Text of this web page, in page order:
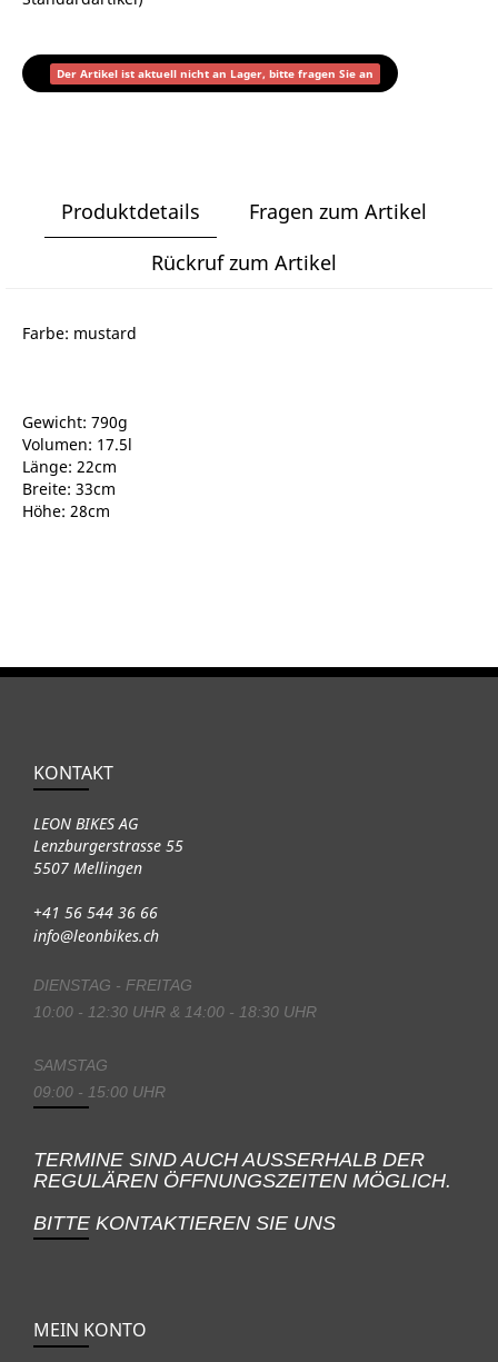
Der Artikel ist aktuell nicht an Lager, bitte fragen Sie an
Produktdetails
Fragen zum Artikel
Rückruf zum Artikel
Farbe: mustard
Gewicht: 790g
Volumen: 17.5l
Länge: 22cm
Breite: 33cm
Höhe: 28cm
KONTAKT
LEON BIKES AG
Lenzburgerstrasse 55
5507 Mellingen
+41 56 544 36 66
info@leonbikes.ch
DIENSTAG - FREITAG
10:00 - 12:30 UHR & 14:00 - 18:30 UHR
SAMSTAG
09:00 - 15:00 UHR
TERMINE SIND AUCH AUSSERHALB DER
REGULÄREN ÖFFNUNGSZEITEN MÖGLICH.
BITTE KONTAKTIEREN SIE UNS
MEIN KONTO